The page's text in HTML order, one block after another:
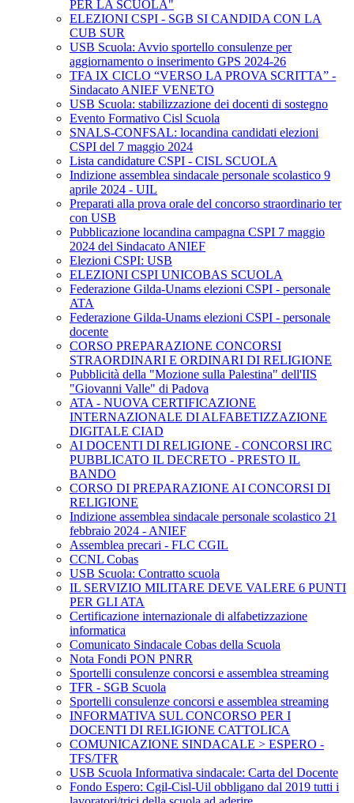
PER LA SCUOLA"
ELEZIONI CSPI - SGB SI CANDIDA CON LA
CUB SUR
USB Scuola: Avvio sportello consulenze per
aggiornamento o inserimento GPS 2024-26
TFA IX CICLO “VERSO LA PROVA SCRITTA” -
Sindacato ANIEF VENETO
USB Scuola: stabilizzazione dei docenti di sostegno
Evento Formativo Cisl Scuola
SNALS-CONFSAL: locandina candidati elezioni
CSPI del 7 maggio 2024
Lista candidature CSPI - CISL SCUOLA
Indizione assemblea sindacale personale scolastico 9
aprile 2024 - UIL
Preparati alla prova orale del concorso straordinario ter
con USB
Pubblicazione locandina campagna CSPI 7 maggio
2024 del Sindacato ANIEF
Elezioni CSPI: USB
ELEZIONI CSPI UNICOBAS SCUOLA
Federazione Gilda-Unams elezioni CSPI - personale
ATA
Federazione Gilda-Unams elezioni CSPI - personale
docente
CORSO PREPARAZIONE CONCORSI
STRAORDINARI E ORDINARI DI RELIGIONE
Pubblicità della "Mozione sulla Palestina" dell'IIS
"Giovanni Valle" di Padova
ATA - NUOVA CERTIFICAZIONE
INTERNAZIONALE DI ALFABETIZZAZIONE
DIGITALE CIAD
AI DOCENTI DI RELIGIONE - CONCORSI IRC
PUBBLICATO IL DECRETO - PRESTO IL
BANDO
CORSO DI PREPARAZIONE AI CONCORSI DI
RELIGIONE
Indizione assemblea sindacale personale scolastico 21
febbraio 2024 - ANIEF
Assemblea precari - FLC CGIL
CCNL Cobas
USB Scuola: Contratto scuola
IL SERVIZIO MILITARE DEVE VALERE 6 PUNTI
PER GLI ATA
Certificazione internazionale di alfabetizzazione
informatica
Comunicato Sindacale Cobas della Scuola
Nota Fondi PON PNRR
Sportelli consulenze concorsi e assemblea streaming
TFR - SGB Scuola
Sportelli consulenze concorsi e assemblea streaming
INFORMATIVA SUL CONCORSO PER I
DOCENTI DI RELIGIONE CATTOLICA
COMUNICAZIONE SINDACALE > ESPERO -
TFS/TFR
USB Scuola Informativa sindacale: Carta del Docente
Fondo Espero: Cgil-Cisl-Uil obbligano dal 2019 tutti i